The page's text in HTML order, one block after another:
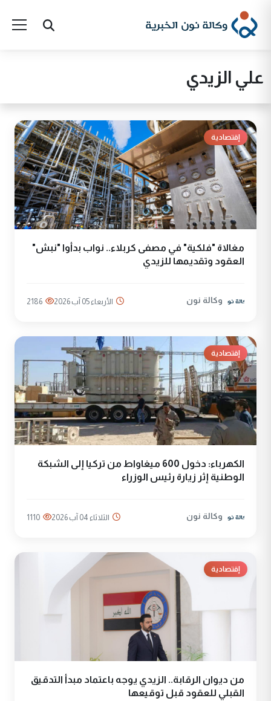
علي الزيدي
إقتصادية
مغالاة "فلكية" في مصفى كربلاء.. نواب بدأوا "نبش"
العقود وتقديمها للزيدي
وكالة نون الأربعاء 05 آب 2026 2186
إقتصادية
الكهرباء: دخول 600 ميغاواط من تركيا إلى الشبكة
الوطنية إثر زيارة رئيس الوزراء
وكالة نون الثلاثاء 04 آب 2026 1110
إقتصادية
من ديوان الرقابة.. الزيدي يوجه باعتماد مبدأ التدقيق
القبلي للعقود قبل توقيعها